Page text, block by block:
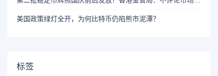
美国政策绿灯全开，为何比特币仍陷熊市泥潭？
标签